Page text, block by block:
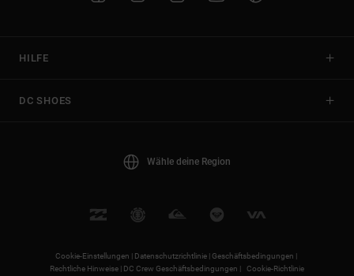
HILFE
DC SHOES
Wähle deine Region
Cookie-Einstellungen | Datenschutzrichtlinie |Geschäftsbedingungen |
Rechtliche Hinweise | DC Crew Geschäftsbedingungen | Cookie-Richtlinie